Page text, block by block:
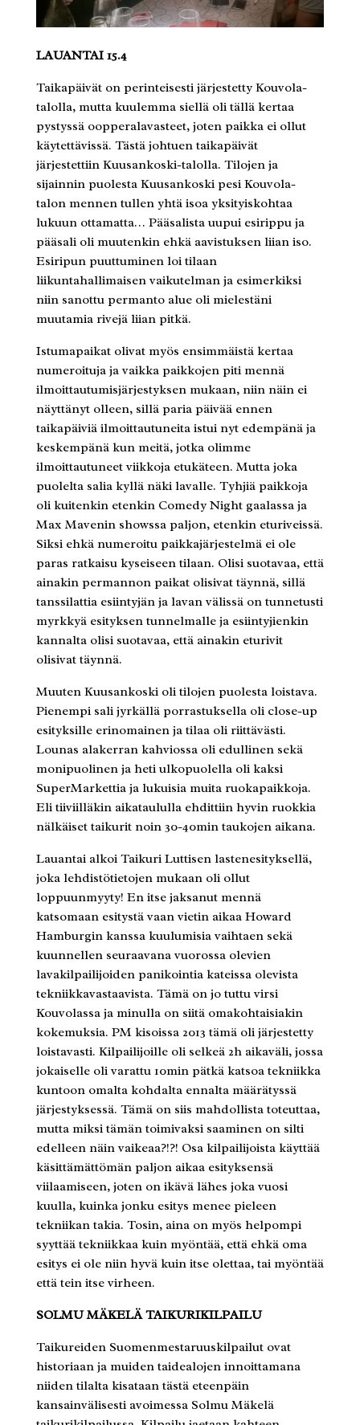
LAUANTAI 15.4
Taikapäivät on perinteisesti järjestetty Kouvola-
talolla, mutta kuulemma siellä oli tällä kertaa
pystyssä oopperalavasteet, joten paikka ei ollut
käytettävissä. Tästä johtuen taikapäivät
järjestettiin Kuusankoski-talolla. Tilojen ja
sijainnin puolesta Kuusankoski pesi Kouvola-
talon mennen tullen yhtä isoa yksityiskohtaa
lukuun ottamatta… Pääsalista uupui esirippu ja
pääsali oli muutenkin ehkä aavistuksen liian iso.
Esiripun puuttuminen loi tilaan
liikuntahallimaisen vaikutelman ja esimerkiksi
niin sanottu permanto alue oli mielestäni
muutamia rivejä liian pitkä.
Istumapaikat olivat myös ensimmäistä kertaa
numeroituja ja vaikka paikkojen piti mennä
ilmoittautumisjärjestyksen mukaan, niin näin ei
näyttänyt olleen, sillä paria päivää ennen
taikapäiviä ilmoittautuneita istui nyt edempänä ja
keskempänä kun meitä, jotka olimme
ilmoittautuneet viikkoja etukäteen. Mutta joka
puolelta salia kyllä näki lavalle. Tyhjiä paikkoja
oli kuitenkin etenkin Comedy Night gaalassa ja
Max Mavenin showssa paljon, etenkin eturiveissä.
Siksi ehkä numeroitu paikkajärjestelmä ei ole
paras ratkaisu kyseiseen tilaan. Olisi suotavaa, että
ainakin permannon paikat olisivat täynnä, sillä
tanssilattia esiintyjän ja lavan välissä on tunnetusti
myrkkyä esityksen tunnelmalle ja esiintyjienkin
kannalta olisi suotavaa, että ainakin eturivit
olisivat täynnä.
Muuten Kuusankoski oli tilojen puolesta loistava.
Pienempi sali jyrkällä porrastuksella oli close-up
esityksille erinomainen ja tilaa oli riittävästi.
Lounas alakerran kahviossa oli edullinen sekä
monipuolinen ja heti ulkopuolella oli kaksi
SuperMarkettia ja lukuisia muita ruokapaikkoja.
Eli tiiviilläkin aikataululla ehdittiin hyvin ruokkia
nälkäiset taikurit noin 30-40min taukojen aikana.
Lauantai alkoi Taikuri Luttisen lastenesityksellä,
joka lehdistötietojen mukaan oli ollut
loppuunmyyty! En itse jaksanut mennä
katsomaan esitystä vaan vietin aikaa Howard
Hamburgin kanssa kuulumisia vaihtaen sekä
kuunnellen seuraavana vuorossa olevien
lavakilpailijoiden panikointia kateissa olevista
tekniikkavastaavista. Tämä on jo tuttu virsi
Kouvolassa ja minulla on siitä omakohtaisiakin
kokemuksia. PM kisoissa 2013 tämä oli järjestetty
loistavasti. Kilpailijoille oli selkeä 2h aikaväli, jossa
jokaiselle oli varattu 10min pätkä katsoa tekniikka
kuntoon omalta kohdalta ennalta määrätyssä
järjestyksessä. Tämä on siis mahdollista toteuttaa,
mutta miksi tämän toimivaksi saaminen on silti
edelleen näin vaikeaa?!?! Osa kilpailijoista käyttää
käsittämättömän paljon aikaa esityksensä
viilaamiseen, joten on ikävä lähes joka vuosi
kuulla, kuinka jonku esitys menee pieleen
tekniikan takia. Tosin, aina on myös helpompi
syyttää tekniikkaa kuin myöntää, että ehkä oma
esitys ei ole niin hyvä kuin itse olettaa, tai myöntää
että tein itse virheen.
SOLMU MÄKELÄ TAIKURIKILPAILU
Taikureiden Suomenmestaruuskilpailut ovat
historiaan ja muiden taidealojen innoittamana
niiden tilalta kisataan tästä eteenpäin
kansainvälisesti avoimessa Solmu Mäkelä